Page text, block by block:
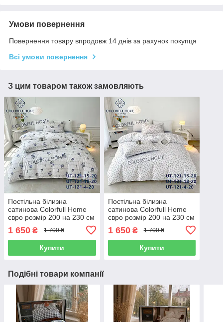
Умови повернення
Повернення товару впродовж 14 днів за рахунок покупця
Всі умови повернення
З цим товаром також замовляють
Постільна білизна
сатинова Colorfull Home
євро розмір 200 на 230 см
1 650 ₴ 1 700 ₴
Купити
Постільна білизна
сатинова Colorfull Home
євро розмір 200 на 230 см
1 650₴ 1 700 ₴
Купити
Подібні товари компанії